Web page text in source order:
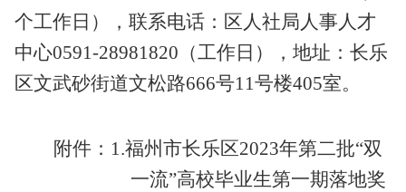
个工作日）， 联系电话： 区人社局人事人才
中心0591-28981820 （工作日），地址： 长乐
区文武砂街道文松路666号11号楼405室。
附件： 1.福州市长乐区2023年第二批“双
一流”高校毕业生第一期落地奖